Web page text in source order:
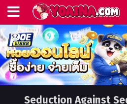
Seduction Against